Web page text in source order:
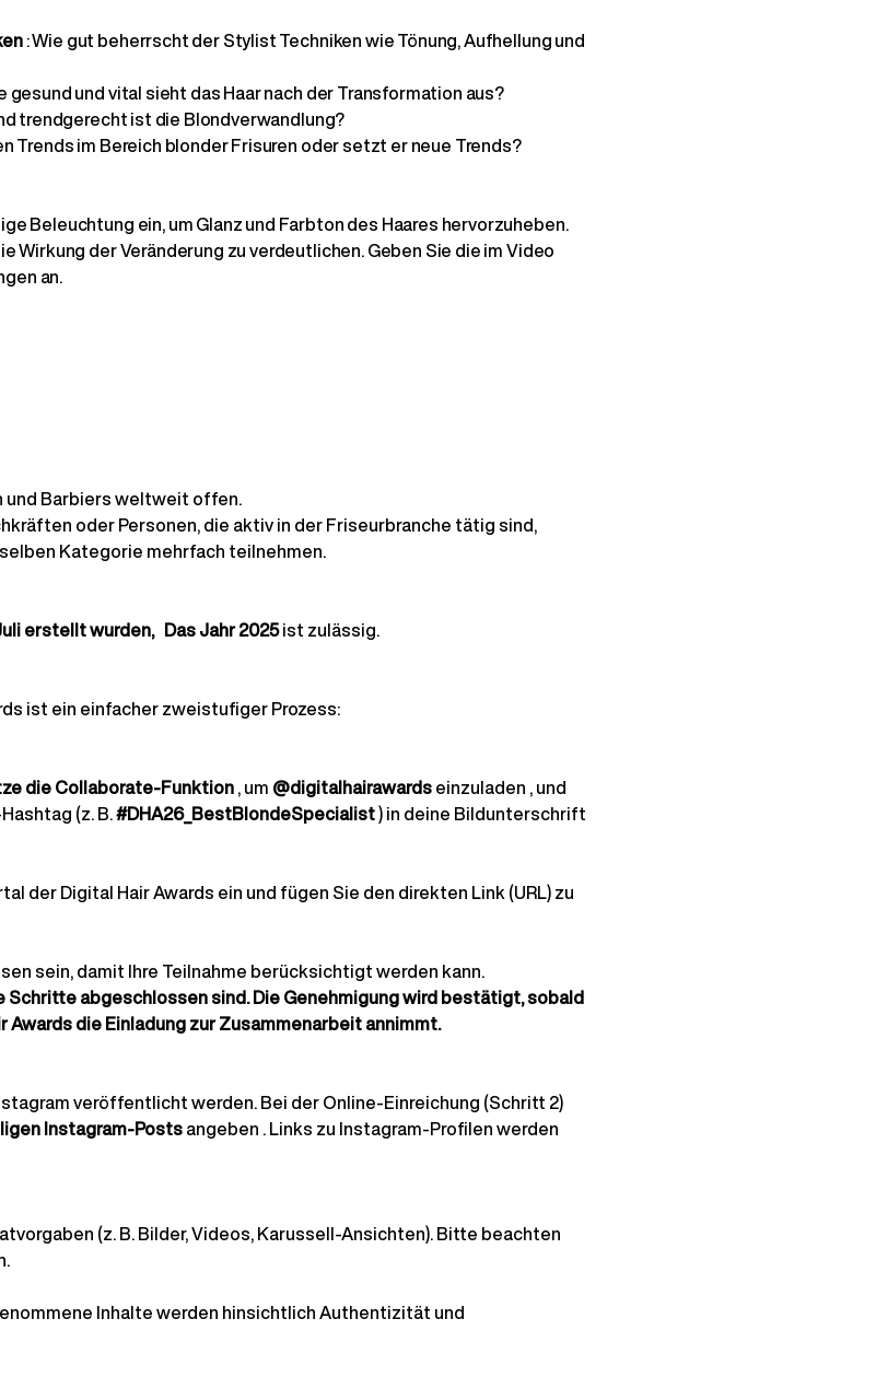
: Wie gut beherrscht der Stylist Techniken wie Tönung, Aufhellung und
gesund und vital sieht das Haar nach der Transformation aus?
trendgerecht ist die Blondverwandlung?
Trends im Bereich blonder Frisuren oder setzt er neue Trends?
Beleuchtung ein, um Glanz und Farbton des Haares hervorzuheben.
Wirkung der Veränderung zu verdeutlichen. Geben Sie die im Video
an.
und Barbiers weltweit offen.
oder Personen, die aktiv in der Friseurbranche tätig sind,
Kategorie mehrfach teilnehmen.
erstellt wurden, Das Jahr 2025ist zulässig.
ist ein einfacher zweistufiger Prozess:
die Collaborate-Funktion , um @digitalhairawardseinzuladen , und
(z. B.#DHA26_BestBlondeSpecialist) in deine Bildunterschrift
der Digital Hair Awards ein und fügen Sie den direkten Link (URL) zu
sein, damit Ihre Teilnahme berücksichtigt werden kann.
Schritte abgeschlossen sind. Die Genehmigung wird bestätigt, sobald
die Einladung zur Zusammenarbeit annimmt.
veröffentlicht werden. Bei der Online-Einreichung (Schritt 2)
Instagram-Posts angeben . Links zu Instagram-Profilen werden
(z. B. Bilder, Videos, Karussell-Ansichten). Bitte beachten
Inhalte werden hinsichtlich Authentizität und